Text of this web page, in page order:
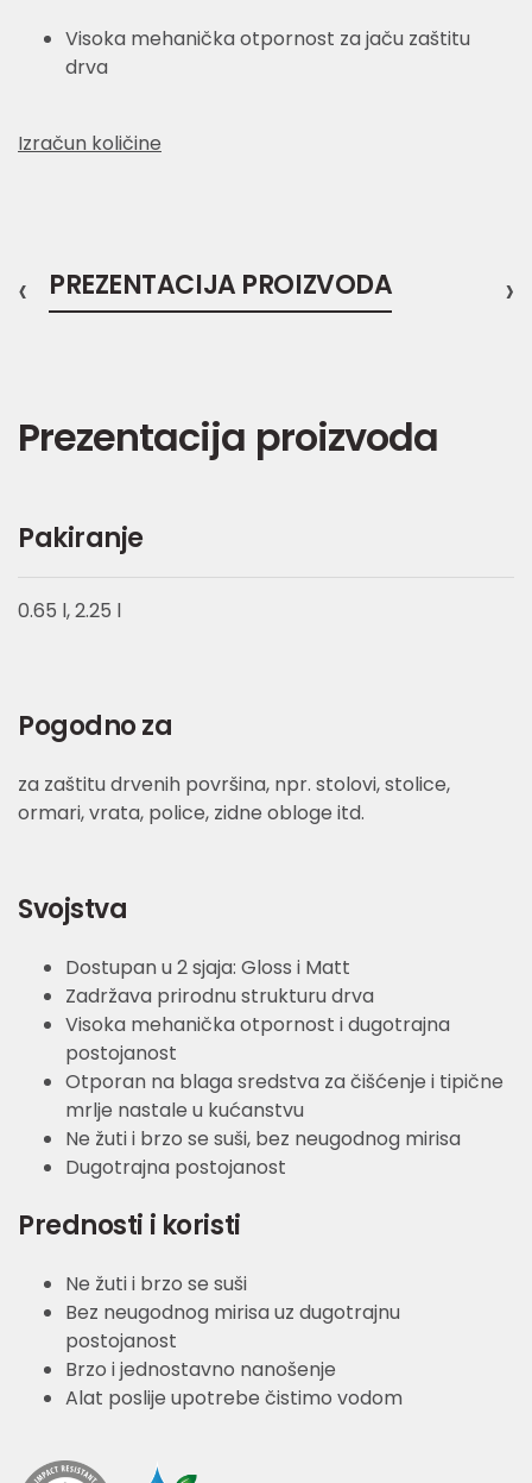
Visoka mehanička otpornost za jaču zaštitu
drva
Izračun količine
PREZENTACIJA PROIZVODA
‹ ›
Prezentacija proizvoda
Pakiranje
0.65 l, 2.25 l
Pogodno za
za zaštitu drvenih površina, npr. stolovi, stolice,
ormari, vrata, police, zidne obloge itd.
Svojstva
Dostupan u 2 sjaja: Gloss i Matt
Zadržava prirodnu strukturu drva
Visoka mehanička otpornost i dugotrajna
postojanost
Otporan na blaga sredstva za čišćenje i tipične
mrlje nastale u kućanstvu
Ne žuti i brzo se suši, bez neugodnog mirisa
Dugotrajna postojanost
Prednosti i koristi
Ne žuti i brzo se suši
Bez neugodnog mirisa uz dugotrajnu
postojanost
Brzo i jednostavno nanošenje
Alat poslije upotrebe čistimo vodom